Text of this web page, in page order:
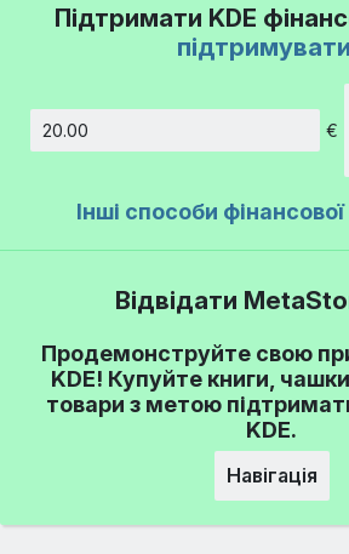
Підтримати KDE
€
Інші способи
Відвідати
Продемонструйте свою
KDE! Купуйте книги,
товари з метою
KDE.
Навігація